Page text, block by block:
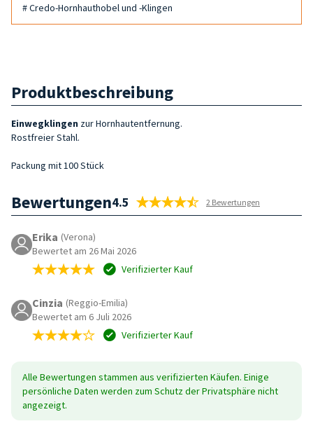
# Credo-Hornhauthobel und -Klingen
Produktbeschreibung
Einwegklingen zur Hornhautentfernung.
Rostfreier Stahl.
Packung mit 100 Stück
Bewertungen4.5 2 Bewertungen
Erika (Verona)
Bewertet am 26 Mai 2026
Verifizierter Kauf
Cinzia (Reggio-Emilia)
Bewertet am 6 Juli 2026
Verifizierter Kauf
Alle Bewertungen stammen aus verifizierten Käufen. Einige
persönliche Daten werden zum Schutz der Privatsphäre nicht
angezeigt.